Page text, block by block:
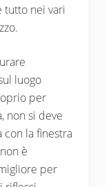
tutto nei vari
luogo
per
non si deve
con la finestra
è
per